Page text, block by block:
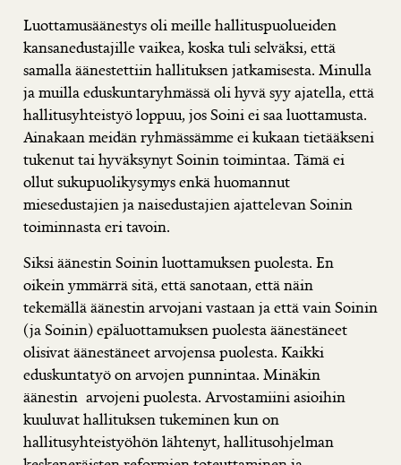
Luottamusäänestys oli meille hallituspuolueiden
kansanedustajille vaikea, koska tuli selväksi, että
samalla äänestettiin hallituksen jatkamisesta. Minulla
ja muilla eduskuntaryhmässä oli hyvä syy ajatella, että
hallitusyhteistyö loppuu, jos Soini ei saa luottamusta.
Ainakaan meidän ryhmässämme ei kukaan tietääkseni
tukenut tai hyväksynyt Soinin toimintaa. Tämä ei
ollut sukupuolikysymys enkä huomannut
miesedustajien ja naisedustajien ajattelevan Soinin
toiminnasta eri tavoin.
Siksi äänestin Soinin luottamuksen puolesta. En
oikein ymmärrä sitä, että sanotaan, että näin
tekemällä äänestin arvojani vastaan ja että vain Soinin
(ja Soinin) epäluottamuksen puolesta äänestäneet
olisivat äänestäneet arvojensa puolesta. Kaikki
eduskuntatyö on arvojen punnintaa. Minäkin
äänestin arvojeni puolesta. Arvostamiini asioihin
kuuluvat hallituksen tukeminen kun on
hallitusyhteistyöhön lähtenyt, hallitusohjelman